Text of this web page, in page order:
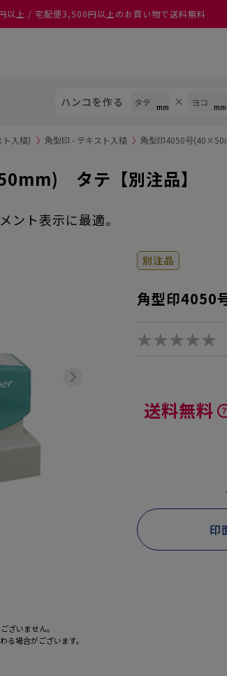
以上 / 宅配便3,500円以上のお買い物で送料無料
ハンコを作る
ト入稿) 〉 角型印 - テキスト入稿 〉 角型印4050号
タテ【別注品】
ント表示に最適。
ざいません。
る場合がございます。
別注品
角型印
★★★★★
送料無料
印